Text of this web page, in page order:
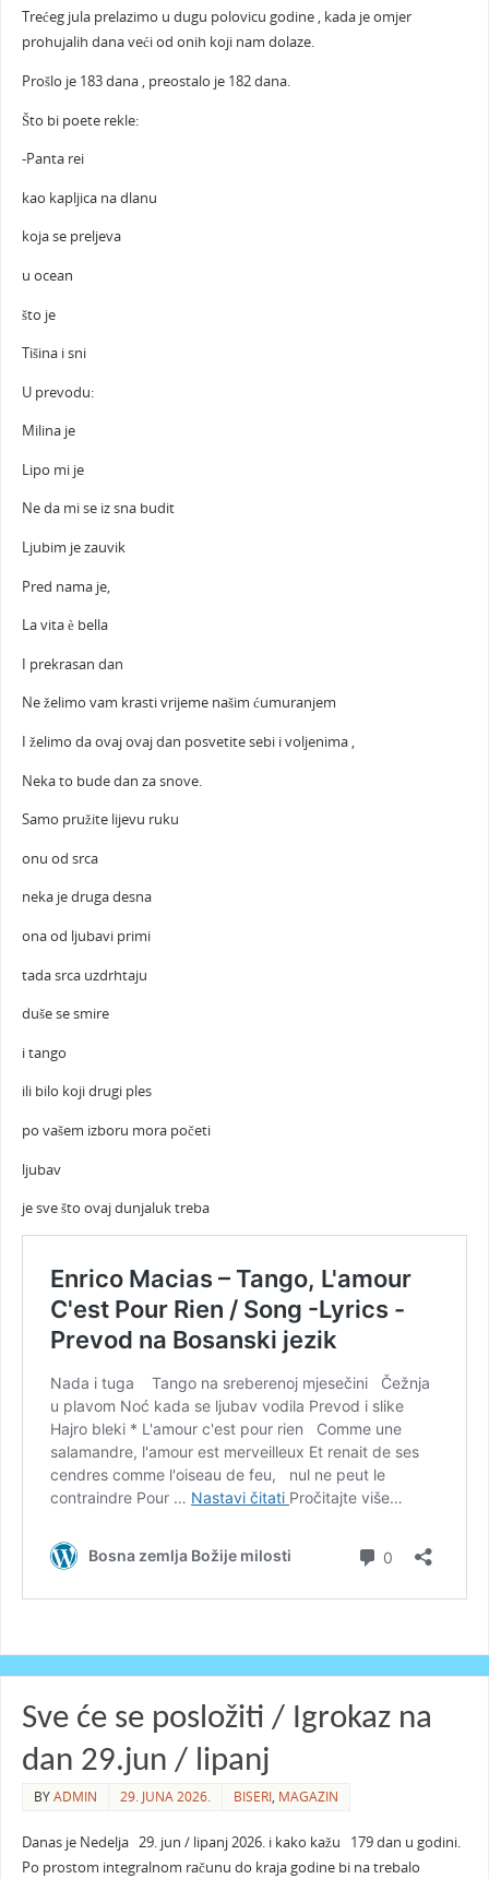
Trećeg jula prelazimo u dugu polovicu godine , kada je omjer
prohujalih dana veći od onih koji nam dolaze.
Prošlo je 183 dana , preostalo je 182 dana.
Što bi poete rekle:
-Panta rei
kao kapljica na dlanu
koja se preljeva
u ocean
što je
Tišina i sni
U prevodu:
Milina je
Lipo mi je
Ne da mi se iz sna budit
Ljubim je zauvik
Pred nama je,
La vita è bella
I prekrasan dan
Ne želimo vam krasti vrijeme našim ćumuranjem
I želimo da ovaj ovaj dan posvetite sebi i voljenima ,
Neka to bude dan za snove.
Samo pružite lijevu ruku
onu od srca
neka je druga desna
ona od ljubavi primi
tada srca uzdrhtaju
duše se smire
i tango
ili bilo koji drugi ples
po vašem izboru mora početi
ljubav
je sve što ovaj dunjaluk treba
Sve će se posložiti / Igrokaz na
dan 29.jun / lipanj
BYADMIN 29. JUNA 2026. BISERI, MAGAZIN
Danas je Nedelja 29. jun / lipanj 2026. i kako kažu 179 dan u godini.
Po prostom integralnom računu do kraja godine bi na trebalo